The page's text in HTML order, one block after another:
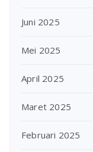
Juni 2025
Mei 2025
April 2025
Maret 2025
Februari 2025